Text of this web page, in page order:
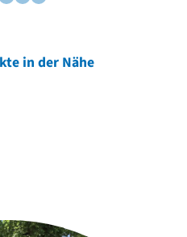
in der Nähe